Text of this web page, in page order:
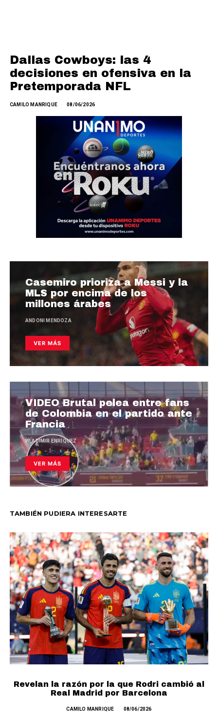
Dallas Cowboys: las 4
decisiones en ofensiva en la
Pretemporada NFL
CAMILO MANRIQUE 08/06/2026
Casemiro prioriza a Messi y la
MLS por encima de los
millones árabes
ANDONI MENDOZA
VER MÁS
VIDEO Brutal pelea entre fans
de Colombia en el partido ante
Francia
WLADIMIR ENRÍQUEZ
VER MÁS
TAMBIÉN PUDIERA INTERESARTE
Revelan la razón por la que Rodri cambió al
Real Madrid por Barcelona
CAMILO MANRIQUE 08/06/2026